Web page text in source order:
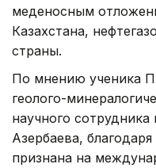
меденосным
Казахстана,
страны.
По мнению ученика
геолого-
научного
Азербаева,
признана на